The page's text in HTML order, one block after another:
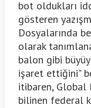
bot oldukları
gösteren
Dosyalarında
olarak
balon gibi
işaret ettiğini"
itibaren, Global
bilinen federal